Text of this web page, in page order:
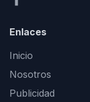
Enlaces
Inicio
Nosotros
Publicidad